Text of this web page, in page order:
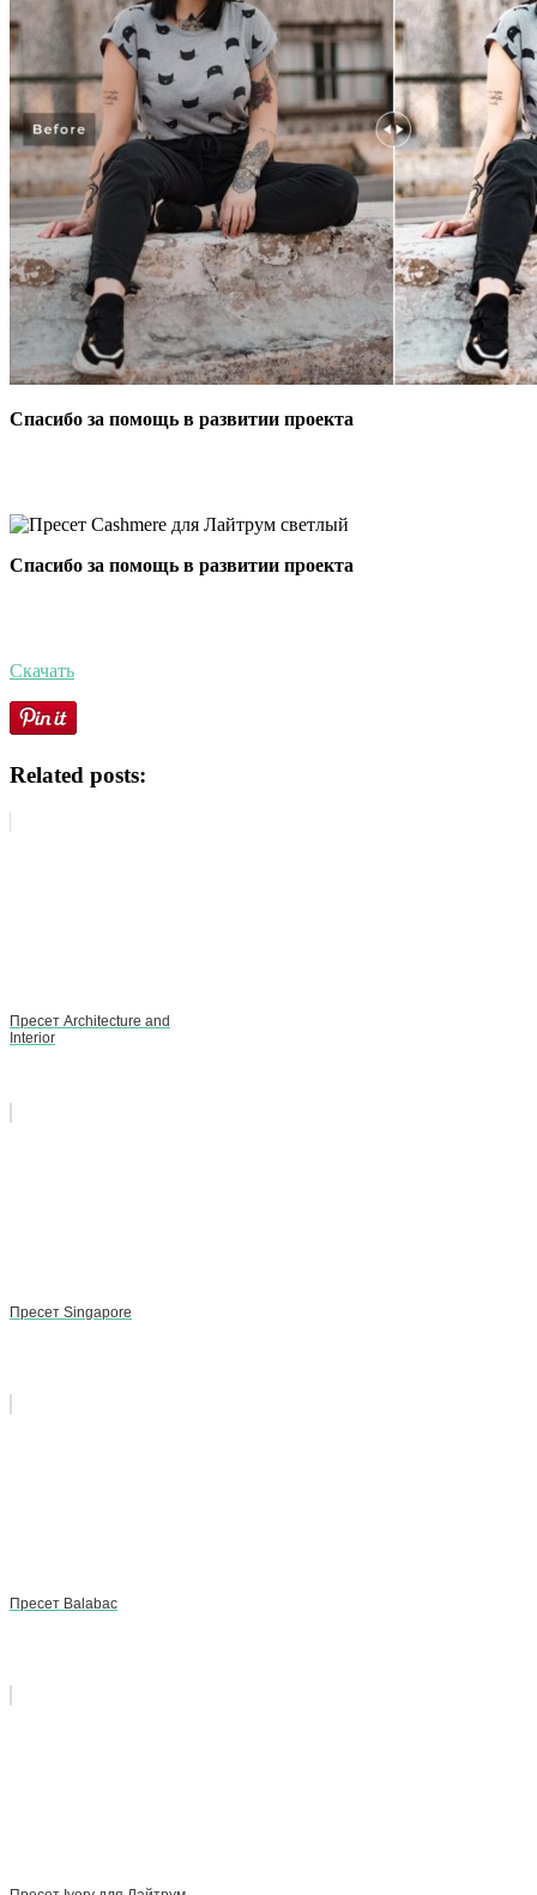
Спасибо за помощь в развитии проекта
Спасибо за помощь в развитии проекта
Скачать
Related posts:
Пресет Architecture and
Interior
Пресет Singapore
Пресет Balabac